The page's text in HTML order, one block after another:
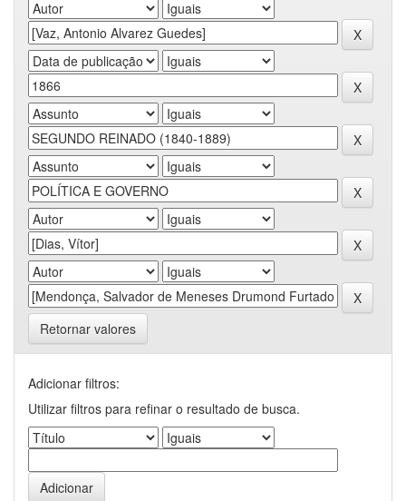
Retornar valores
Adicionar filtros:
Utilizar filtros para refinar o resultado de busca.